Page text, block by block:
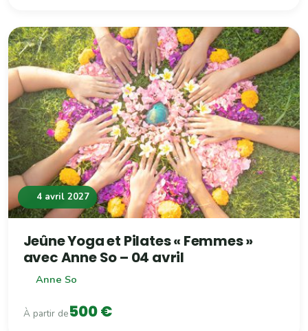
4 avril 2027
Jeûne Yoga et Pilates « Femmes »
avec Anne So – 04 avril
Anne So
À partir de500 €